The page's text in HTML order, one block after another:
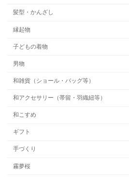
髪型・かんざし
縁起物
子どもの着物
男物
和雑貨（ショール・バッグ等）
和アクセサリー（帯留・羽織紐等）
和こすめ
ギフト
手づくり
霧夢桜